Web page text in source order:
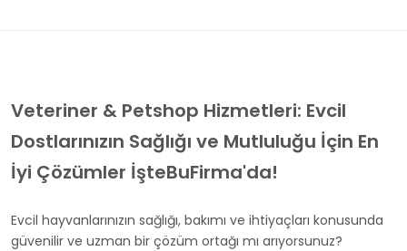
Veteriner & Petshop Hizmetleri: Evcil
Dostlarınızın Sağlığı ve Mutluluğu İçin En
İyi Çözümler İşteBuFirma'da!
Evcil hayvanlarınızın sağlığı, bakımı ve ihtiyaçları konusunda
güvenilir ve uzman bir çözüm ortağı mı arıyorsunuz?